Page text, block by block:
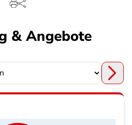
& Angebote